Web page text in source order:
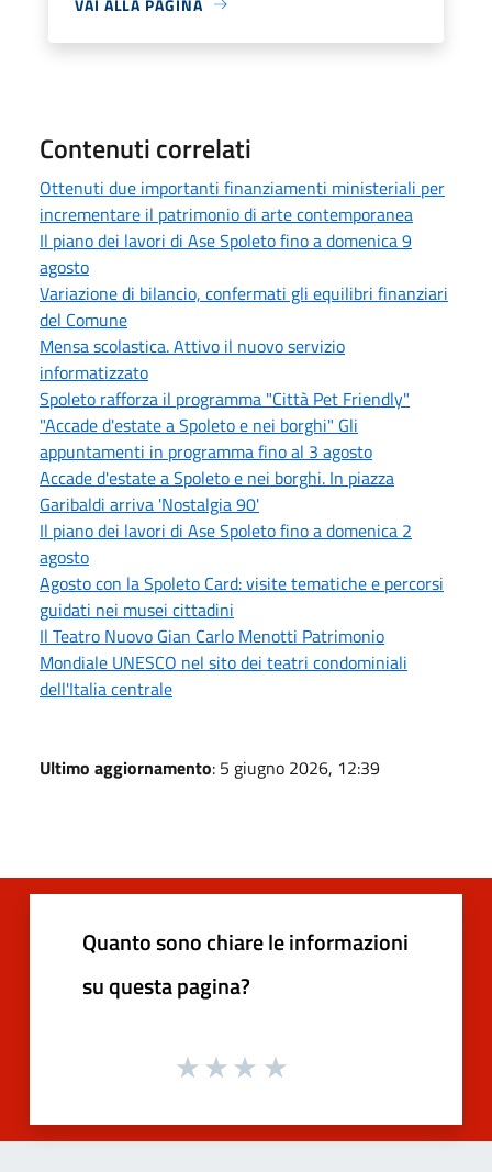
Contenuti correlati
Ottenuti due importanti finanziamenti ministeriali per
incrementare il patrimonio di arte contemporanea
Il piano dei lavori di Ase Spoleto fino a domenica 9
agosto
Variazione di bilancio, confermati gli equilibri finanziari
del Comune
Mensa scolastica. Attivo il nuovo servizio
informatizzato
Spoleto rafforza il programma "Città Pet Friendly"
"Accade d'estate a Spoleto e nei borghi" Gli
appuntamenti in programma fino al 3 agosto
Accade d'estate a Spoleto e nei borghi. In piazza
Garibaldi arriva 'Nostalgia 90'
Il piano dei lavori di Ase Spoleto fino a domenica 2
agosto
Agosto con la Spoleto Card: visite tematiche e percorsi
guidati nei musei cittadini
Il Teatro Nuovo Gian Carlo Menotti Patrimonio
Mondiale UNESCO nel sito dei teatri condominiali
dell'Italia centrale
Ultimo aggiornamento: 5 giugno 2026, 12:39
Quanto sono chiare le informazioni
su questa pagina?